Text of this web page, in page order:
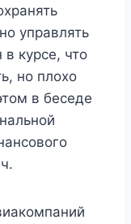
управлять
курсе, что
но плохо
в беседе